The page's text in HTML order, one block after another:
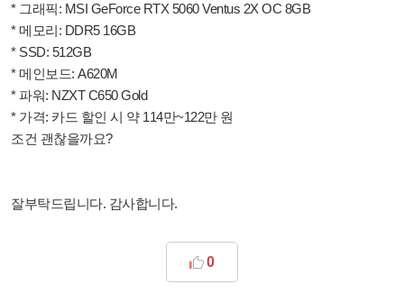
* 그래픽: MSI GeForce RTX 5060 Ventus 2X OC 8GB
* 메모리: DDR5 16GB
* SSD: 512GB
* 메인보드: A620M
* 파워: NZXT C650 Gold
* 가격: 카드 할인 시 약 114만~122만 원
조건 괜찮을까요?
잘부탁드립니다. 감사합니다.
0